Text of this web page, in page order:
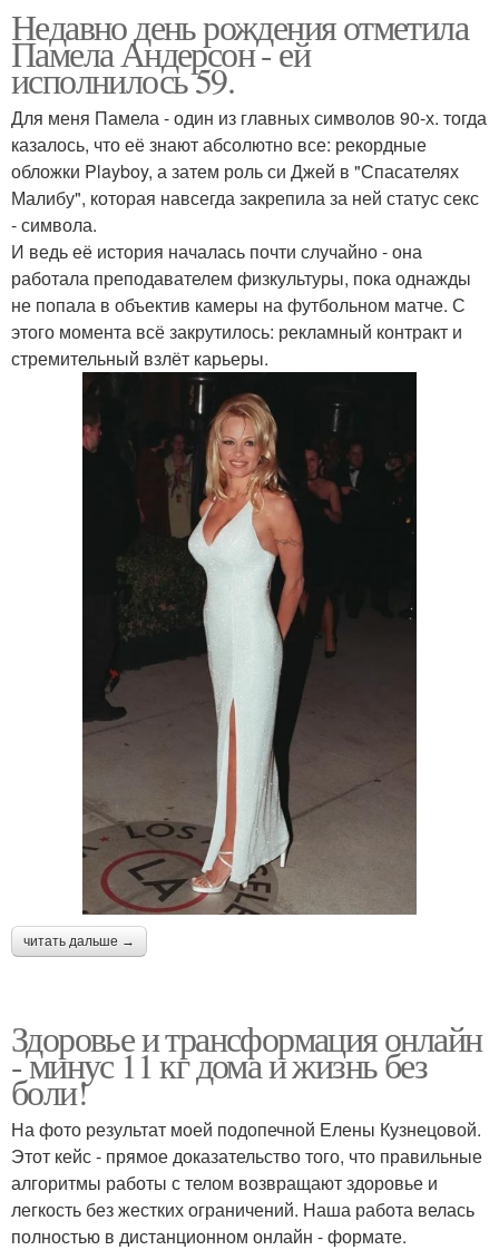
Недавно день рождения отметила
Памела Андерсон - ей
исполнилось 59.
Для меня Памела - один из главных символов 90-х. тогда
казалось, что её знают абсолютно все: рекордные
обложки Playboy, а затем роль си Джей в "Спасателях
Малибу", которая навсегда закрепила за ней статус секс
- символа.
И ведь её история началась почти случайно - она
работала преподавателем физкультуры, пока однажды
не попала в объектив камеры на футбольном матче. С
этого момента всё закрутилось: рекламный контракт и
стремительный взлёт карьеры.
читать дальше →
Здоровье и трансформация онлайн
- минус 11 кг дома и жизнь без
боли!
На фото результат моей подопечной Елены Кузнецовой.
Этот кейс - прямое доказательство того, что правильные
алгоритмы работы с телом возвращают здоровье и
легкость без жестких ограничений. Наша работа велась
полностью в дистанционном онлайн - формате.